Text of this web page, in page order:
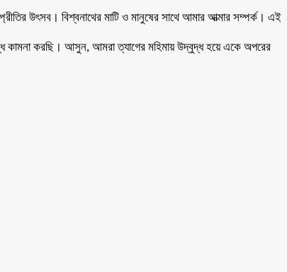
উৎসব। বিশ্বনাথের মাটি ও মানুষের সাথে আমার আত্মার সম্পর্ক। এই
কামনা করছি। আসুন, আমরা ত্যাগের মহিমায় উদ্বুদ্ধ হয়ে একে অপরের